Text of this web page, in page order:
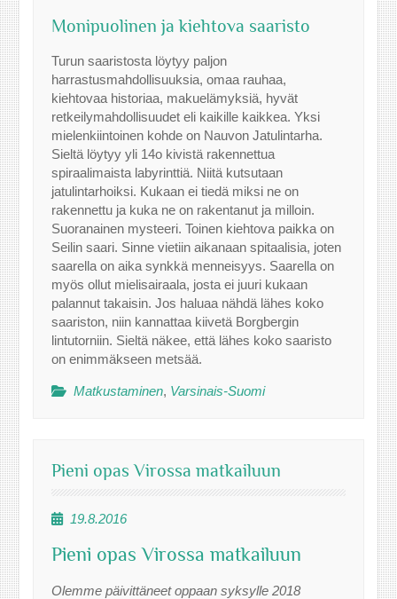
Monipuolinen ja kiehtova saaristo
Turun saaristosta löytyy paljon
harrastusmahdollisuuksia, omaa rauhaa,
kiehtovaa historiaa, makuelämyksiä, hyvät
retkeilymahdollisuudet eli kaikille kaikkea. Yksi
mielenkiintoinen kohde on Nauvon Jatulintarha.
Sieltä löytyy yli 14o kivistä rakennettua
spiraalimaista labyrinttiä. Niitä kutsutaan
jatulintarhoiksi. Kukaan ei tiedä miksi ne on
rakennettu ja kuka ne on rakentanut ja milloin.
Suoranainen mysteeri. Toinen kiehtova paikka on
Seilin saari. Sinne vietiin aikanaan spitaalisia, joten
saarella on aika synkkä menneisyys. Saarella on
myös ollut mielisairaala, josta ei juuri kukaan
palannut takaisin. Jos haluaa nähdä lähes koko
saariston, niin kannattaa kiivetä Borgbergin
lintutorniin. Sieltä näkee, että lähes koko saaristo
on enimmäkseen metsää.
Matkustaminen, Varsinais-Suomi
Pieni opas Virossa matkailuun
19.8.2016
Pieni opas Virossa matkailuun
Olemme päivittäneet oppaan syksylle 2018